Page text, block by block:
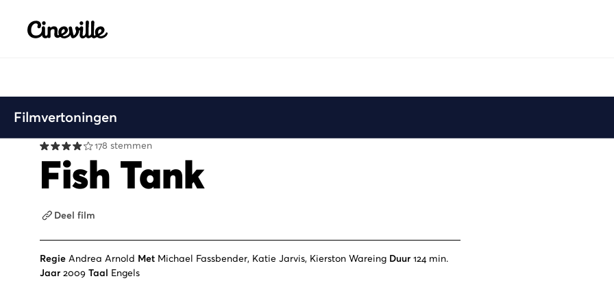
Cineville Logo
Filmvertoningen
178 stemmen
Fish Tank
Deel film
Regie Andrea Arnold Met Michael Fassbender, Katie Jarvis, Kierston Wareing Duur 124 min.
Jaar 2009 Taal Engels